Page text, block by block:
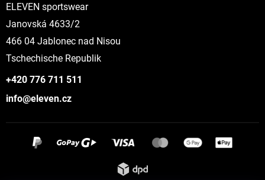
ELEVEN sportswear
Janovská 4633/2
466 04 Jablonec nad Nisou
Tschechische Republik
+420 776 711 511
info@eleven.cz